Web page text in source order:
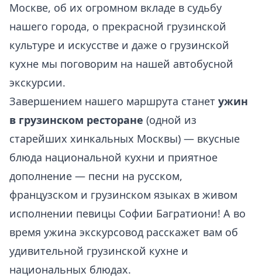
Москве, об их огромном вкладе в судьбу
нашего города, о прекрасной грузинской
культуре и искусстве и даже о грузинской
кухне мы поговорим на нашей автобусной
экскурсии.
Завершением нашего маршрута станет ужин
в грузинском ресторане (одной из
старейших хинкальных Москвы) — вкусные
блюда национальной кухни и приятное
дополнение — песни на русском,
французском и грузинском языках в живом
исполнении певицы Софии Багратиони! А во
время ужина экскурсовод расскажет вам об
удивительной грузинской кухне и
национальных блюдах.